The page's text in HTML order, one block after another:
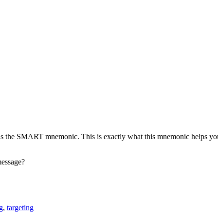
the SMART mnemonic. This is exactly what this mnemonic helps
, targeting